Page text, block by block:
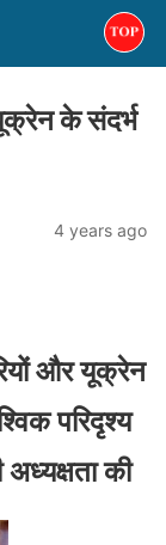
के संदर्भ
4 years ago
और यूक्रेन
परिदृश्य
की